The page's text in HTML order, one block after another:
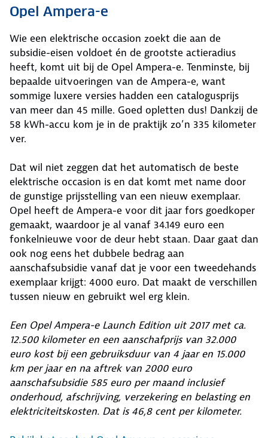
Opel Ampera-e
Wie een elektrische occasion zoekt die aan de
subsidie-eisen voldoet én de grootste actieradius
heeft, komt uit bij de Opel Ampera-e. Tenminste, bij
bepaalde uitvoeringen van de Ampera-e, want
sommige luxere versies hadden een catalogusprijs
van meer dan 45 mille. Goed opletten dus! Dankzij de
58 kWh-accu kom je in de praktijk zo’n 335 kilometer
ver.
Dat wil niet zeggen dat het automatisch de beste
elektrische occasion is en dat komt met name door
de gunstige prijsstelling van een nieuw exemplaar.
Opel heeft de Ampera-e voor dit jaar fors goedkoper
gemaakt, waardoor je al vanaf 34.149 euro een
fonkelnieuwe voor de deur hebt staan. Daar gaat dan
ook nog eens het dubbele bedrag aan
aanschafsubsidie vanaf dat je voor een tweedehands
exemplaar krijgt: 4000 euro. Dat maakt de verschillen
tussen nieuw en gebruikt wel erg klein.
Een Opel Ampera-e Launch Edition uit 2017 met ca.
12.500 kilometer en een aanschafprijs van 32.000
euro kost bij een gebruiksduur van 4 jaar en 15.000
km per jaar en na aftrek van 2000 euro
aanschafsubsidie 585 euro per maand inclusief
onderhoud, afschrijving, verzekering en belasting en
elektriciteitskosten. Dat is 46,8 cent per kilometer.